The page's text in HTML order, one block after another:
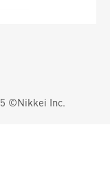
©Nikkei Inc.